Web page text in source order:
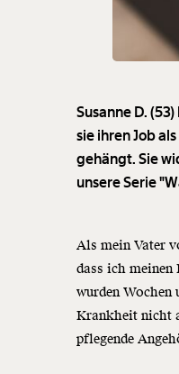
Susanne D.
sie ihren Job
gehängt. Sie
unsere Serie
Als mein Vater
dass ich
wurden
Krankheit nicht
pflegende